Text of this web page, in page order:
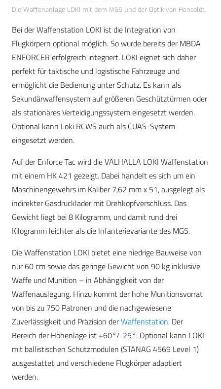
Die Waffenanlage LOKI mit dem MG5 und der Optik von Hensoldt.
Bei der Waffenstation LOKI ist die Integration von
Flugkörpern optional möglich. So wurde bereits der MBDA
ENFORCER erfolgreich integriert. LOKI eignet sich daher
perfekt für taktische und logistische Fahrzeuge und
ermöglicht die Bedienung unter Schutz. Es kann als
Sekundärwaffensystem auf größeren Geschütztürmen oder
als stationäres Verteidigungssystem eingesetzt werden.
Optional kann Loki RCWS auch als CUAS-System
eingesetzt werden.
Auf der Enforce Tac wird die VALHALLA LOKI Waffenstation
mit einem HK 421 gezeigt. Dabei handelt es sich um ein
Maschinengewehrs im Kaliber 7,62 mm x 51, ausgelegt als
indirekter Gasdrucklader mit Drehkopfverschluss. Das
Gewicht liegt bei 8 Kilogramm, und damit rund drei
Kilogramm leichter als die Infanterievariante des MG5.
Die Waffenstation LOKI bietet eine niedrige Bauweise von
nur 60 cm sowie das geringe Gewicht von 90 kg inklusive
Waffe und Munition – in Abhängigkeit von der
Waffenauslegung. Hinzu kommt der hohe Munitionsvorrat
von bis zu 750 Patronen und die nachgewiesene
Zuverlässigkeit und Präzision derWaffenstation. Der
Bereich der Höhenlage ist +60°/-25°. Optional kann LOKI
mit ballistischen Schutzmodulen (STANAG 4569 Level 1)
ausgestattet und verschiedene Flugkörper adaptiert
werden.